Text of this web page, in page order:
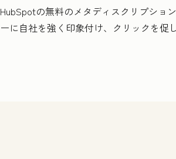
HubSpotの無料のメタディスクリプショ
ーに自社を強く印象付け、クリックを